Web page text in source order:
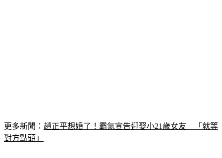
更多新聞： 趙正平想婚了！霸氣宣告迎娶小21歲女友　「就等
對方點頭」